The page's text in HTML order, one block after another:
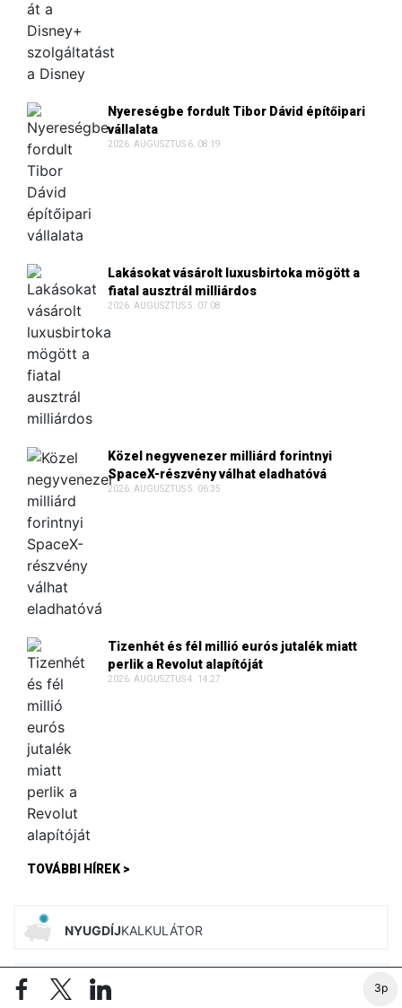
3p
Nyereségbe fordult Tibor Dávid építőipari
vállalata
2026. AUGUSZTUS 6. 08:19
Lakásokat vásárolt luxusbirtoka mögött a
fiatal ausztrál milliárdos
2026. AUGUSZTUS 5. 07:08
Közel negyvenezer milliárd forintnyi
SpaceX-részvény válhat eladhatóvá
2026. AUGUSZTUS 5. 06:35
Tizenhét és fél millió eurós jutalék miatt
perlik a Revolut alapítóját
2026. AUGUSZTUS 4. 14:27
TOVÁBBI HÍREK >
NYUGDÍJKALKULÁTOR
ADÓKALKULÁTOROK